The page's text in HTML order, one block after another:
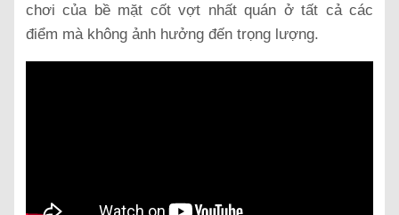
chơi của bề mặt cốt vợt nhất quán ở tất cả các
điểm mà không ảnh hưởng đến trọng lượng.